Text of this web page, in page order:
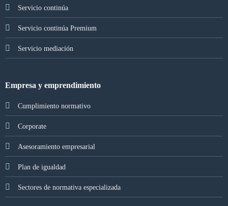
Servicio continúa
Servicio continúa Premium
Servicio mediación
Empresa y emprendimiento
Cumplimiento normativo
Corporate
Asesoramiento empresarial
Plan de igualdad
Sectores de normativa especializada